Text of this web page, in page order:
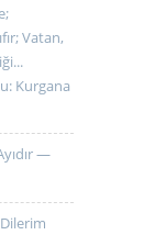
Vatan,
Kurgana
—